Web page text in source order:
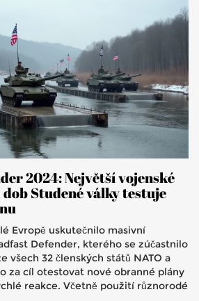
2024: Největší vojenské
dob Studené války testuje
Evropě uskutečnilo masivní
Defender, kterého se zúčastnilo
všech 32 členských států NATO a
za cíl otestovat nové obranné plány
reakce. Včetně použití různorodé